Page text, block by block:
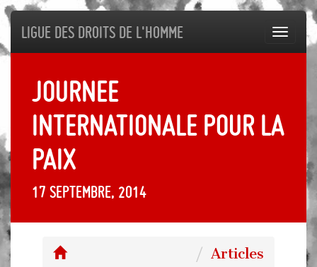
Ligue des droits de l'Homme
JOURNEE
INTERNATIONALE POUR LA
PAIX
17 septembre, 2014
Articles